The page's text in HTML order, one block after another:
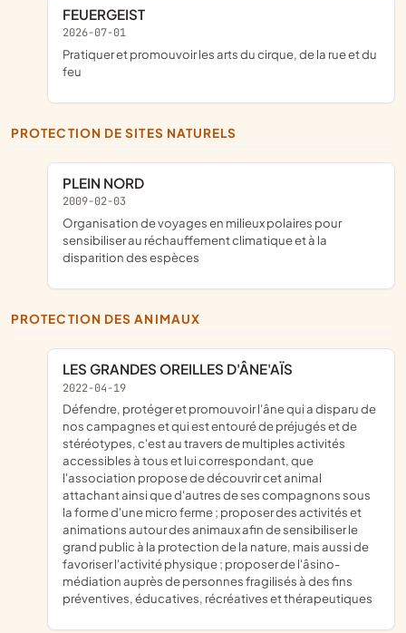
FEUERGEIST
2026-07-01
pratiquer et promouvoir les arts du cirque, de la rue et du
feu
PROTECTION DE SITES NATURELS
PLEIN NORD
2009-02-03
organisation de voyages en milieux polaires pour
sensibiliser au réchauffement climatique et à la
disparition des espèces
PROTECTION DES ANIMAUX
LES GRANDES OREILLES D'ÂNE'AÏS
2022-04-19
défendre, protéger et promouvoir l'âne qui a disparu de
nos campagnes et qui est entouré de préjugés et de
stéréotypes, c'est au travers de multiples activités
accessibles à tous et lui correspondant, que
l'association propose de découvrir cet animal
attachant ainsi que d'autres de ses compagnons sous
la forme d'une micro ferme ; proposer des activités et
animations autour des animaux afin de sensibiliser le
grand public à la protection de la nature, mais aussi de
favoriser l'activité physique ; proposer de l'âsino-
médiation auprès de personnes fragilisés à des fins
préventives, éducatives, récréatives et thérapeutiques